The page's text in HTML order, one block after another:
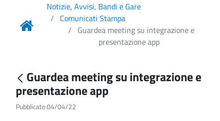
Notizie, Avvisi, Bandi e Gare
Comunicati Stampa
Guardea meeting su integrazione e
presentazione app
Guardea meeting su integrazione e
presentazione app
Pubblicato 04/04/22